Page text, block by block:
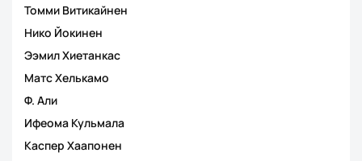
Томми Витикайнен
Нико Йокинен
Ээмил Хиетанкас
Матс Хелькамо
Ф. Али
Ифеома Кульмала
Каспер Хаапонен